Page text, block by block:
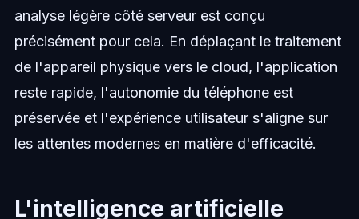
analyse légère côté serveur est conçu
précisément pour cela. En déplaçant le traitement
de l'appareil physique vers le cloud, l'application
reste rapide, l'autonomie du téléphone est
préservée et l'expérience utilisateur s'aligne sur
les attentes modernes en matière d'efficacité.
L'intelligence artificielle